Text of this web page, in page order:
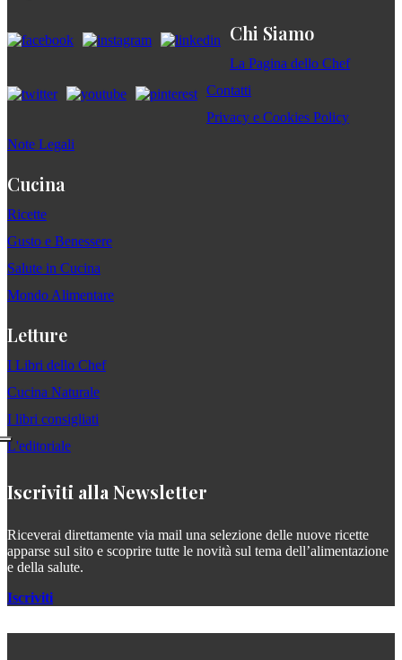
Chi Siamo
La Pagina dello Chef
Contatti
Privacy e Cookies Policy
Note Legali
Cucina
Ricette
Gusto e Benessere
Salute in Cucina
Mondo Alimentare
Letture
I Libri dello Chef
Cucina Naturale
I libri consigliati
L'editoriale
Iscriviti alla Newsletter
Riceverai direttamente via mail una selezione delle nuove ricette
apparse sul sito e scoprire tutte le novità sul tema dell’alimentazione
e della salute.
Iscriviti